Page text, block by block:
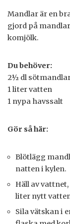
Mandlar är en
gjord på
komjölk.
Du behöver:
2½ dl
1 liter vatten
1 nypa havssalt
Gör så här:
Blötlägg
natten i kylen.
Häll av
liter nytt
Sila vätskan i